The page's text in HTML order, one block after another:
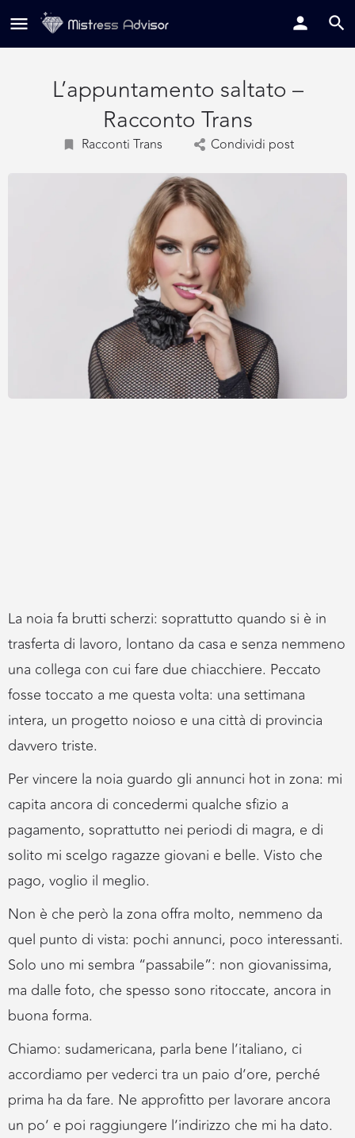
L’appuntamento saltato –
Racconto Trans
Racconti Trans Condividi post
La noia fa brutti scherzi: soprattutto quando si è in
trasferta di lavoro, lontano da casa e senza nemmeno
una collega con cui fare due chiacchiere. Peccato
fosse toccato a me questa volta: una settimana
intera, un progetto noioso e una città di provincia
davvero triste.
Per vincere la noia guardo gli annunci hot in zona: mi
capita ancora di concedermi qualche sfizio a
pagamento, soprattutto nei periodi di magra, e di
solito mi scelgo ragazze giovani e belle. Visto che
pago, voglio il meglio.
Non è che però la zona offra molto, nemmeno da
quel punto di vista: pochi annunci, poco interessanti.
Solo uno mi sembra “passabile”: non giovanissima,
ma dalle foto, che spesso sono ritoccate, ancora in
buona forma.
Chiamo: sudamericana, parla bene l’italiano, ci
accordiamo per vederci tra un paio d’ore, perché
prima ha da fare. Ne approfitto per lavorare ancora
un po’ e poi raggiungere l’indirizzo che mi ha dato.